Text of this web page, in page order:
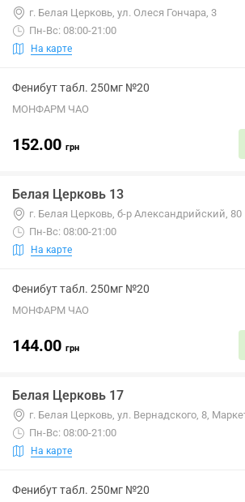
г. Белая Церковь, ул. Олеся Гончара, 3
Пн-Вс: 08:00-21:00
На карте
Фенибут табл. 250мг №20
МОНФАРМ ЧАО
152.00 грн
Белая Церковь 13
г. Белая Церковь, б-р Александрийский, 80
Пн-Вс: 08:00-21:00
На карте
Фенибут табл. 250мг №20
МОНФАРМ ЧАО
144.00 грн
Белая Церковь 17
г. Белая Церковь, ул. Вернадского, 8,
Пн-Вс: 08:00-21:00
На карте
Фенибут табл. 250мг №20